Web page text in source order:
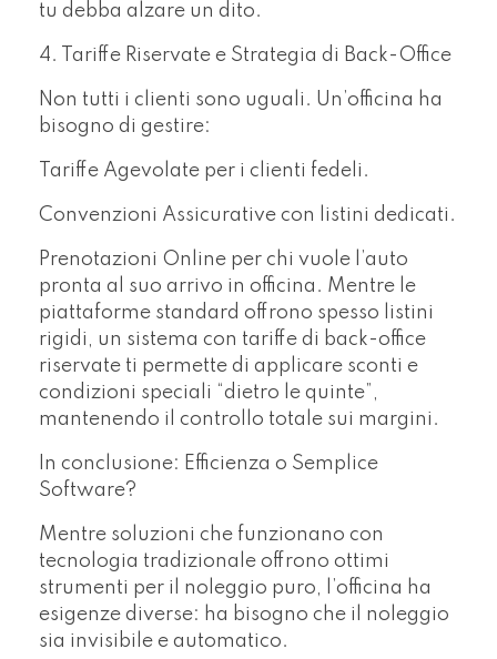
tu debba alzare un dito.
4. Tariffe Riservate e Strategia di Back-Office
Non tutti i clienti sono uguali. Un’officina ha
bisogno di gestire:
Tariffe Agevolate per i clienti fedeli.
Convenzioni Assicurative con listini dedicati.
Prenotazioni Online per chi vuole l’auto
pronta al suo arrivo in officina. Mentre le
piattaforme standard offrono spesso listini
rigidi, un sistema con tariffe di back-office
riservate ti permette di applicare sconti e
condizioni speciali “dietro le quinte”,
mantenendo il controllo totale sui margini.
In conclusione: Efficienza o Semplice
Software?
Mentre soluzioni che funzionano con
tecnologia tradizionale offrono ottimi
strumenti per il noleggio puro, l’officina ha
esigenze diverse: ha bisogno che il noleggio
sia invisibile e automatico.